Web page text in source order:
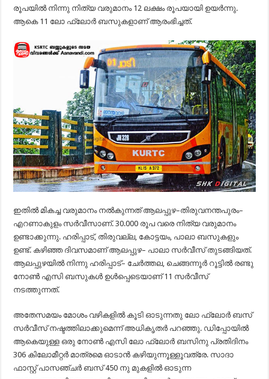
രൂപയിൽ നിന്നു നിത്യ വരുമാനം 12 ലക്ഷം രൂപയായി ഉയർന്നു.
ആകെ 11 ലോ ഫ്ലോർ ബസുകളാണ് ആരംഭിച്ചത്.
ഇതിൽ മികച്ച വരുമാനം നൽകുന്നത് ആലപ്പുഴ–തിരുവനന്തപുരം–
എറണാകുളം സർവീസാണ്. 30.000 രൂപ വരെ നിത്യ വരുമാനം
ഉണ്ടാക്കുന്നു. ഹരിപ്പാട്, തിരുവല്ല, കോട്ടയം, പാലാ ബസുകളും
ഉണ്ട്. കഴിഞ്ഞ ദിവസമാണ് ആലപ്പുഴ– പാലാ സർവീസ് തുടങ്ങിയത്.
ആലപ്പുഴയിൽ നിന്നു ഹരിപ്പാട്– ചേർത്തല, ചെങ്ങന്നൂർ റൂട്ടിൽ രണ്ടു
നോൺ എസി ബസുകൾ ഉൾപ്പെടെയാണ് 11 സർവീസ്
നടത്തുന്നത്.
അതേസമയം മോശം വഴികളിൽ കൂടി ഓടുന്നതു ലോ ഫ്ലോർ ബസ്
സർവീസ് നഷ്ടത്തിലാക്കുമെന്ന് അധികൃതർ പറഞ്ഞു. ഡിപ്പോയിൽ
ആകെയുള്ള ഒരു നോൺ എസി ലോ ഫ്ലോർ ബസിനു പ്രതിദിനം
306 കിലോമീറ്റർ മാത്രമെ ഓടാൻ കഴിയുന്നൂള്ളൂവത്രേ. സാദാ
ഫാസ്റ്റ് പാസഞ്ചർ ബസ് 450 നു മുകളിൽ ഓടുന്ന